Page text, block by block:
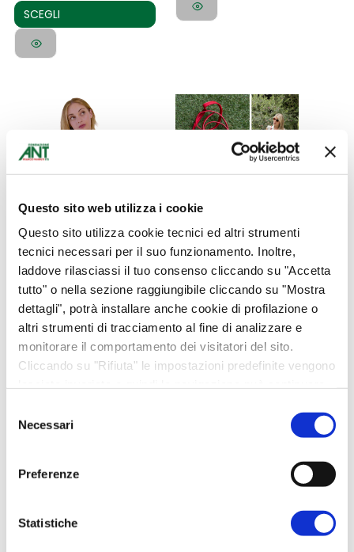
Questo sito web utilizza i cookie
Questo sito utilizza cookie tecnici ed altri strumenti
tecnici necessari per il suo funzionamento. Inoltre,
laddove rilasciassi il tuo consenso cliccando su "Accetta
tutto" o nella sezione raggiungibile cliccando su "Mostra
dettagli", potrà installare anche cookie di profilazione o
altri strumenti di tracciamento al fine di analizzare e
monitorare il comportamento dei visitatori del sito.
Cliccando su "Rifiuta" le impostazioni predefinite vengono
quello tecnico. Per maggiori informazioni visualizza la
delNecessari
Preferenze
Statistiche
SCEGLI
NUOVA T-SHIRT
ANT – 45esimo
compleanno –
maglietta unisex
Abbigliamento
€10,00
Questo
prodotto
più
Le
opzioni
possono
essere
scelte
nella
pagina
Porta cellulare a
borsa disponibile in
tre colori: rossa,
beige e verde
Abbigliamento
€25,00
Questo
prodotto
ha
più
opzioni
possono
essere
scelte
nella
pagina